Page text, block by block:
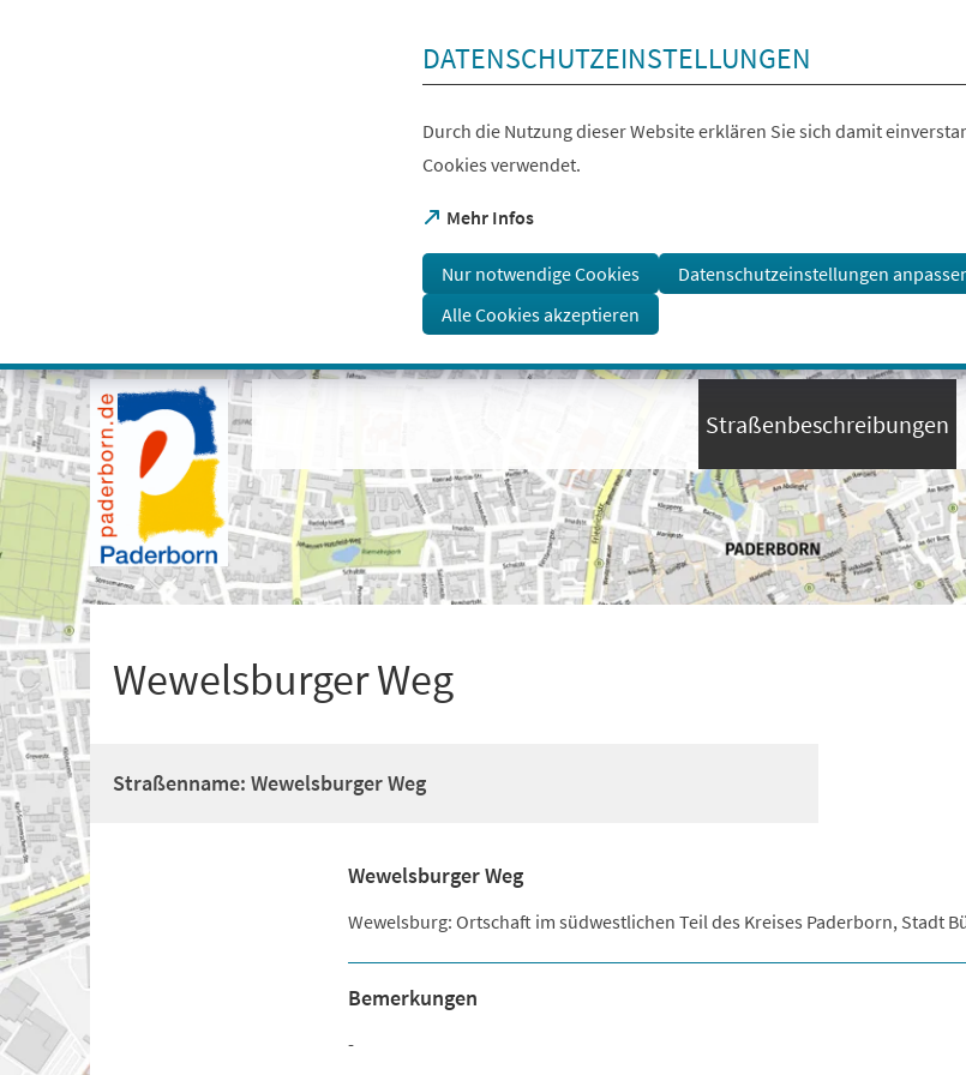
Visuelle
Assistenzsoftware
öffnen.
Mit
der
Tastatur
erreichbar
über
+
DATENSCHUTZEINSTELLUNGEN
Durch die Nutzung dieser Website erklären Sie sich damit
Cookies verwendet.
Mehr Infos
(Öffnet
einem
neuen
Tab)
Nur notwendige Cookies
Datenschutzeinstellungen
Alle Cookies akzeptieren
Straßenbeschreibungen
Wewelsburger Weg
Straßenname: Wewelsburger Weg
Wewelsburger Weg
Wewelsburg: Ortschaft im südwestlichen Teil des Kreises Paderborn, Stadt
Bemerkungen
-